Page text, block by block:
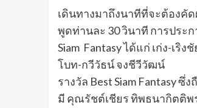
เดินทางมาถึงนาทีที่จะต้องคัด
พูดท่านละ 30 วินาที การประก
Siam Fantasy ได้แก่ เก่ง-เ
โบท-กวีวัธน์ จงชีวีวัฒน์
รางวัล Best Siam Fantasy
มี คุณรัชต์เชียร ทิพธนากิตติพร